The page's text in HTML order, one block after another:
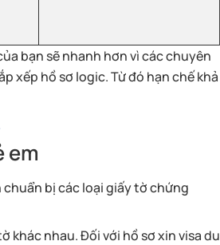
bạn sẽ nhanh hơn vì các chuyên
xếp hồ sơ logic. Từ đó hạn chế khả
em
bị các loại giấy tờ chứng
khác nhau. Đối với hồ sơ xin visa du